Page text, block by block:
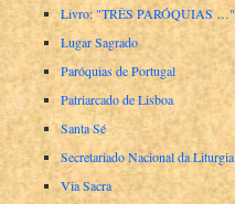
Livro: "TRÊS PARÓQUIAS …"
Lugar Sagrado
Paróquias de Portugal
Patriarcado de Lisboa
Santa Sé
Secretariado Nacional da Liturgia
Via Sacra